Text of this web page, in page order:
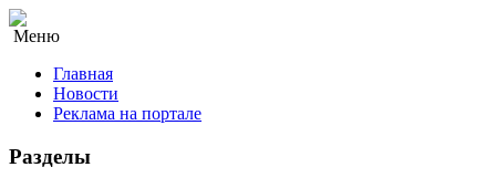
Меню
Главная
Новости
Реклама на портале
Разделы